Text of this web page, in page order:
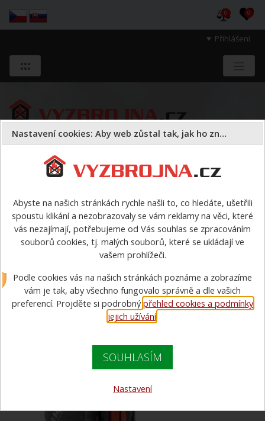
Přihlášení
0 0
a majetek druhých.
ZBOŽÍ v AKCI nebo s DÁRKEM>Zásahová obuv BLACK
FIGHTER vel. 40
FIGHTER vel. 40
Nastavení cookies: Aby web zůstal tak, jak ho znáte
Abyste na našich stránkách rychle našli to, co hledáte, ušetřili
spoustu klikání a nezobrazovaly se vám reklamy na věci, které
vás nezajímají, potřebujeme od Vás souhlas se zpracováním
souborů cookies, tj. malých souborů, které se ukládají ve
vašem prohlížeči.
Podle cookies vás na našich stránkách poznáme a zobrazíme
vám je tak, aby všechno fungovalo správně a dle vašich
preferencí. Projděte si podrobnýpřehled cookies a podmínky
jejich užívání.
SOUHLASÍM
Nastavení